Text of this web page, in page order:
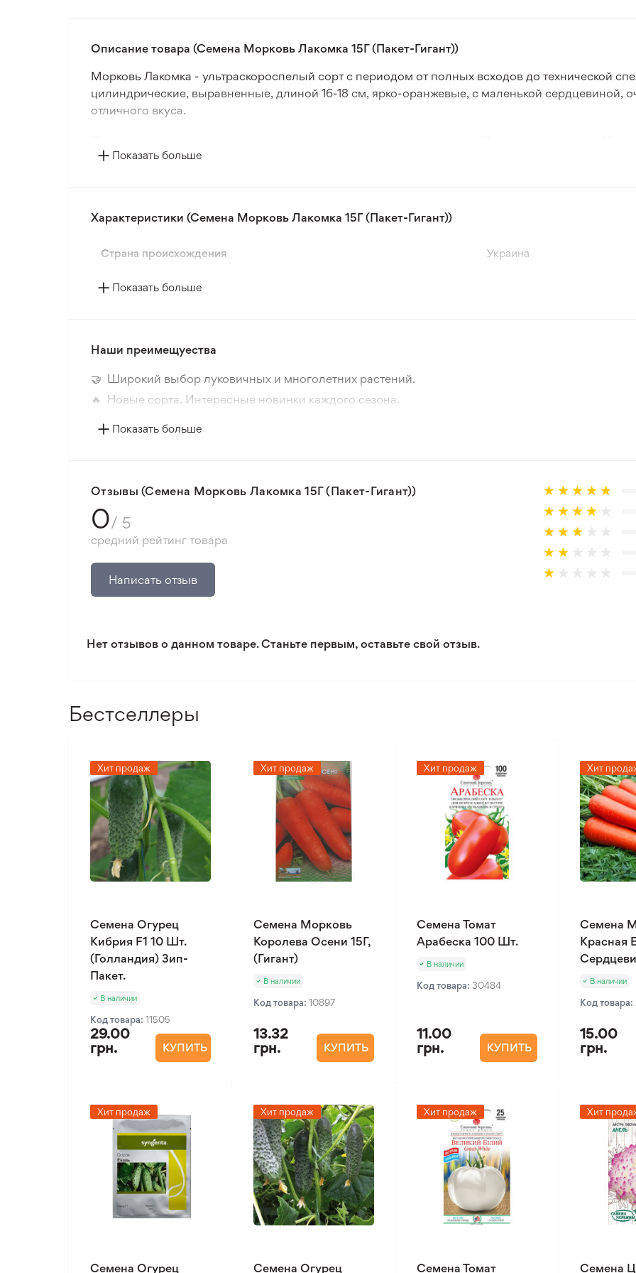
Описание товара (Семена Морковь Лакомка 15Г (Пакет-Гигант))
Морковь Лакомка - ультраскороспелый сорт с периодом от полных всходов до технической
цилиндрические, выравненные, длиной 16-18 см, ярко-оранжевые, с маленькой сердцевиной,
отличного вкуса.
моркови отличаются плодовитостью, устойчивостью к болезням и вредителям, успешно
много сортов моркови, чтобы каждый огородник мог выбрать подходящий вариант для себя.
Показать больше
Характеристики (Семена Морковь Лакомка 15Г (Пакет-Гигант))
Страна происхождения Украина
Показать больше
Наши преимещуества
🤝 Широкий выбор луковичных и многолетних растений.
🔥 Новые сорта. Интересные новинки каждого сезона.
📸 Соответствие сортов. Совпадение фотографии товара и реального растения.
Показать больше
Отзывы (Семена Морковь Лакомка 15Г (Пакет-Гигант))
0/ 5
средний рейтинг товара
Написать отзыв
Нет отзывов о данном товаре. Станьте первым, оставьте свой отзыв.
Бестселлеры
Хит продаж
Семена Огурец
Кибрия F1 10 Шт.
(Голландия) Зип-
Пакет.
В наличии
Код товара: 11505
29.00
грн.
КУПИТЬ
Хит продаж
Семена Морковь
Королева Осени 15Г,
(Гигант)
В наличии
Код товара: 10897
13.32
грн.
КУПИТЬ
Хит продаж
Семена Томат
Арабеска 100 Шт.
В наличии
Код товара: 30484
11.00
грн.
КУПИТЬ
Хит
Семена
Красная
В наличии
Код товара:
15.00
грн.
Хит продаж
Семена Огурец
Хит продаж
Семена Огурец
Хит продаж
Семена Томат
Хит
Семена